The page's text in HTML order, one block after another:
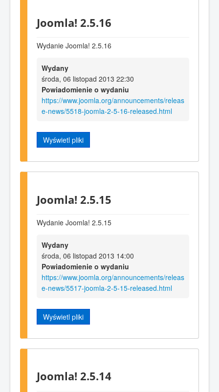
Joomla! 2.5.16
Wydanie Joomla! 2.5.16
Wydany
środa, 06 listopad 2013 22:30
Powiadomienie o wydaniu
https://www.joomla.org/announcements/releas
e-news/5518-joomla-2-5-16-released.html
Wyświetl pliki
Joomla! 2.5.15
Wydanie Joomla! 2.5.15
Wydany
środa, 06 listopad 2013 14:00
Powiadomienie o wydaniu
https://www.joomla.org/announcements/releas
e-news/5517-joomla-2-5-15-released.html
Wyświetl pliki
Joomla! 2.5.14